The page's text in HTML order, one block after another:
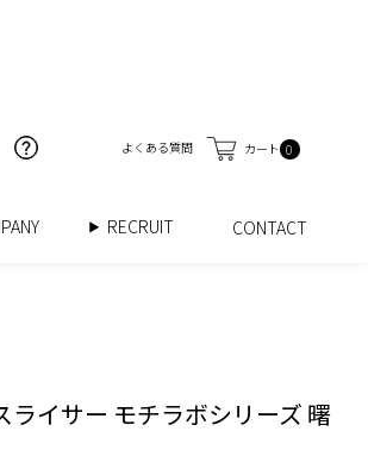
よくある質問 カート 0
RECRUIT CONTACT
ライサー モチラボシリーズ 曙